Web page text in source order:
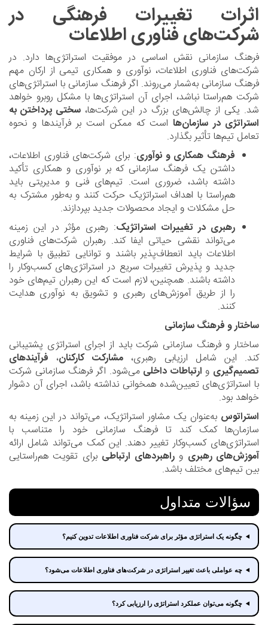
اثرات تغییرات فرهنگی در
شرکت‌های فناوری اطلاعات
فرهنگ سازمانی نقش اساسی در موفقیت استراتژی‌ها دارد. در
شرکت‌های فناوری اطلاعات، نوآوری و همکاری تیمی از ارکان مهم
فرهنگ سازمانی به‌شمار می‌روند. اگر فرهنگ سازمانی با استراتژی‌های
شرکت هم‌راستا نباشد، اجرای آن استراتژی‌ها با مشکل روبرو خواهد
شد. یکی از چالش‌های بزرگ در این شرکت‌ها، سختی پرداختن به
استراتژی در سازمان‌هااست که ممکن است بر فرآیندها و نحوه
تعامل تیم‌ها تأثیر بگذارد.
فرهنگ همکاری و نوآوری: برای شرکت‌های فناوری اطلاعات،
داشتن یک فرهنگ سازمانی که بر نوآوری و همکاری تأکید
داشته باشد، ضروری است. تیم‌های فنی و مدیریتی باید
هم‌راستا با اهداف استراتژیک حرکت کنند و به‌طور مشترک به
حل مشکلات و ایجاد محصولات جدید بپردازند.
رهبری در تغییرات استراتژیک: رهبری مؤثر در این زمینه
می‌تواند نقشی حیاتی ایفا کند. رهبران شرکت‌های فناوری
اطلاعات باید انعطاف‌پذیر باشند و توانایی تطبیق با شرایط
جدید و پذیرش تغییرات سریع در استراتژی‌های کسب‌وکار را
داشته باشند. همچنین، لازم است که این رهبران تیم‌های خود
را از طریق آموزش‌های رهبری و تشویق به نوآوری هدایت
کنند.
ساختار و فرهنگ سازمانی
ساختار و فرهنگ سازمانی شرکت باید از اجرای استراتژی پشتیبانی
کند. این شامل ارزیابی رهبری، مشارکت کارکنان، فرآیندهای
تصمیم‌گیریو ارتباطات داخلیمی‌شود. اگر فرهنگ سازمانی شرکت
با استراتژی‌های تعیین‌شده همخوانی نداشته باشد، اجرای آن دشوار
خواهد بود.
استراتوس به‌عنوان یک مشاور استراتژیک، می‌تواند در این زمینه به
سازمان‌ها کمک کند تا فرهنگ سازمانی خود را متناسب با
استراتژی‌های کسب‌وکار تغییر دهند. این کمک می‌تواند شامل ارائه
آموزش‌های رهبریو راهبردهای ارتباطیبرای تقویت هم‌راستایی
بین تیم‌های مختلف باشد.
سؤالات متداول
چگونه یک استراتژی مؤثر برای شرکت فناوری اطلاعات تدوین کنیم؟
چه عواملی باعث تغییر استراتژی در شرکت‌های فناوری اطلاعات می‌شود؟
چگونه می‌توان عملکرد استراتژی را ارزیابی کرد؟